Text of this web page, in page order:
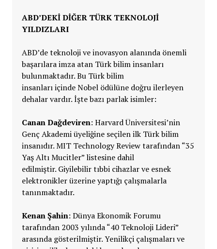
ABD’DEKI DIĞER TÜRK TEKNOLOJI
YILDIZLARI
ABD’de teknoloji ve inovasyon alanında önemli
başarılara imza atan Türk bilim insanları
bulunmaktadır. Bu Türk bilim
insanları içinde Nobel ödülüne doğru ilerleyen
dehalar vardır. İşte bazı parlak isimler:
Canan Dağdeviren: Harvard Üniversitesi’nin
Genç Akademi üyeliğine seçilen ilk Türk bilim
insanıdır. MIT Technology Review tarafından “35
Yaş Altı Mucitler” listesine dahil
edilmiştir. Giyilebilir tıbbi cihazlar ve esnek
elektronikler üzerine yaptığı çalışmalarla
tanınmaktadır.
Kenan Şahin: Dünya Ekonomik Forumu
tarafından 2003 yılında “40 Teknoloji Lideri”
arasında gösterilmiştir. Yenilikçi çalışmaları ve